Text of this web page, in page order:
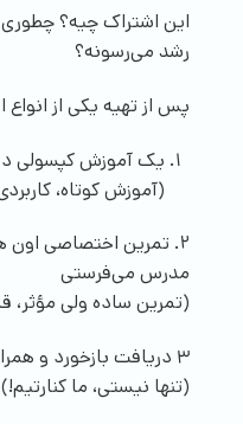
این اشتراک چیه؟
رشد می‌رسونه؟
پس از تهیه یکی از
یک آموزش کپسولی
(آموزش کوتاه،
2. تمرین اختصاصی اون
مدرس می‌فرستی
(تمرین ساده ولی مؤثر،
3 دریافت بازخورد و همراهی مدرس
(تنها نیستی، ما کنارتیم!)